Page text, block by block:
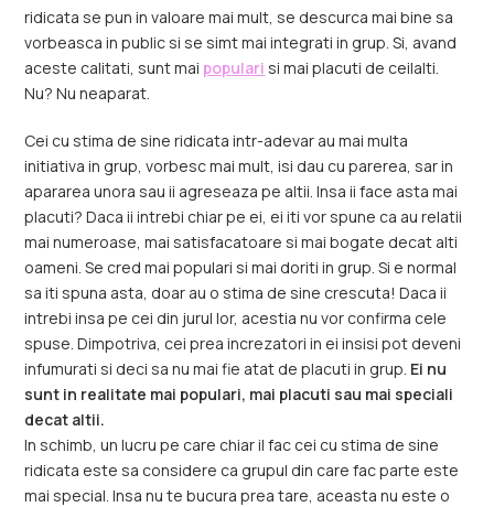
ridicata se pun in valoare mai mult, se descurca mai bine sa
vorbeasca in public si se simt mai integrati in grup. Si, avand
aceste calitati, sunt mai populari si mai placuti de ceilalti.
Nu? Nu neaparat.
Cei cu stima de sine ridicata intr-adevar au mai multa
initiativa in grup, vorbesc mai mult, isi dau cu parerea, sar in
apararea unora sau ii agreseaza pe altii. Insa ii face asta mai
placuti? Daca ii intrebi chiar pe ei, ei iti vor spune ca au relatii
mai numeroase, mai satisfacatoare si mai bogate decat alti
oameni. Se cred mai populari si mai doriti in grup. Si e normal
sa iti spuna asta, doar au o stima de sine crescuta! Daca ii
intrebi insa pe cei din jurul lor, acestia nu vor confirma cele
spuse. Dimpotriva, cei prea increzatori in ei insisi pot deveni
infumurati si deci sa nu mai fie atat de placuti in grup. Ei nu
sunt in realitate mai populari, mai placuti sau mai speciali
decat altii.
In schimb, un lucru pe care chiar il fac cei cu stima de sine
ridicata este sa considere ca grupul din care fac parte este
mai special. Insa nu te bucura prea tare, aceasta nu este o